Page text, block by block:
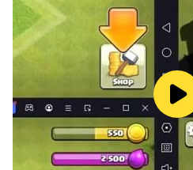
▶ Роскошный состав сэйю —
Технологии 3D-моделирования
неповторимых героев!
Озвучка оригинального аниме
эмоции!
Юсукэ Урамэси CV: Нодзому
Кадзума Кувабара CV: Сигэру